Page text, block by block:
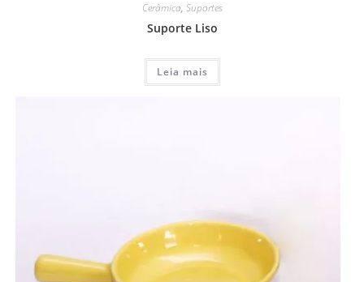
Cerâmica, Suportes
Suporte Liso
Leia mais